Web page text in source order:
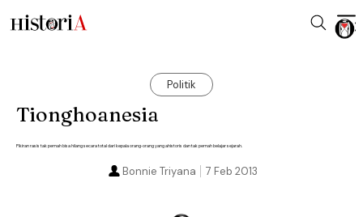
Politik
Tionghoanesia
Pikiran rasis tak pernah bisa hilang secara total dari kepala orang-orang yang ahistoris dan tak pernah belajar sejarah.
7 Feb 2013
Bonnie Triyana